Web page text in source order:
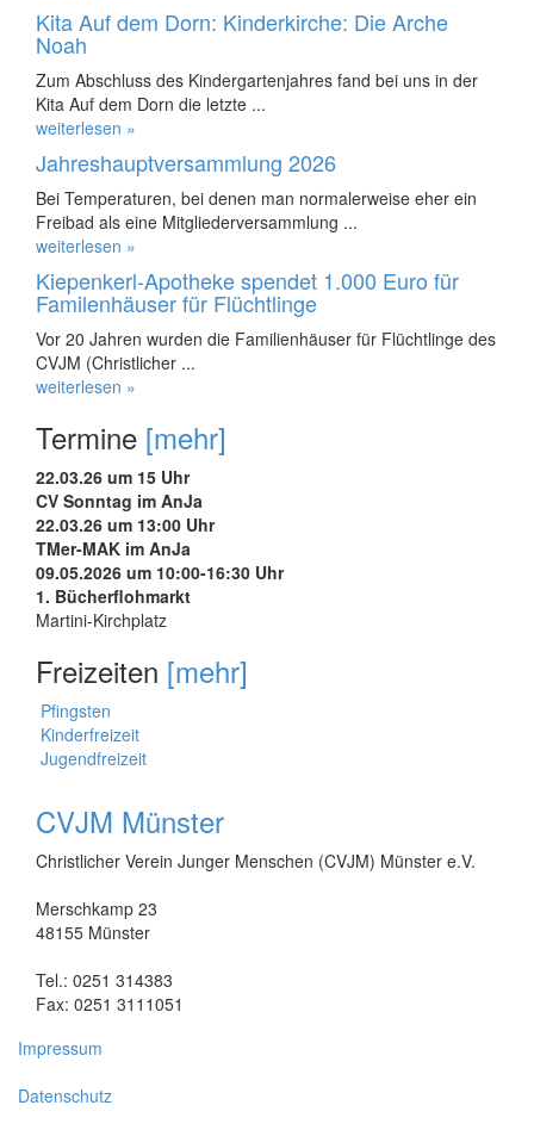
Kita Auf dem Dorn: Kinderkirche: Die Arche
Noah
Zum Abschluss des Kindergartenjahres fand bei uns in der
Kita Auf dem Dorn die letzte ...
weiterlesen »
Jahreshauptversammlung 2026
Bei Temperaturen, bei denen man normalerweise eher ein
Freibad als eine Mitgliederversammlung ...
weiterlesen »
Kiepenkerl-Apotheke spendet 1.000 Euro für
Familenhäuser für Flüchtlinge
Vor 20 Jahren wurden die Familienhäuser für Flüchtlinge des
CVJM (Christlicher ...
weiterlesen »
Termine [mehr]
22.03.26 um 15 Uhr
CV Sonntag im AnJa
22.03.26 um 13:00 Uhr
TMer-MAK im AnJa
09.05.2026 um 10:00-16:30 Uhr
1. Bücherflohmarkt
Martini-Kirchplatz
Freizeiten [mehr]
Pfingsten
Kinderfreizeit
Jugendfreizeit
CVJM Münster
Christlicher Verein Junger Menschen (CVJM) Münster e.V.
Merschkamp 23
48155 Münster
Tel.: 0251 314383
Fax: 0251 3111051
Impressum
Datenschutz